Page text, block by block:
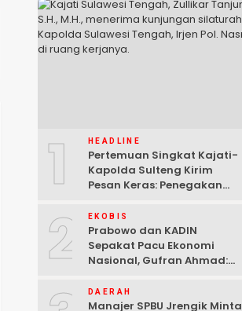
1 HEADLINE
Pertemuan Singkat Kajati-
Kapolda Sulteng Kirim
Pesan Keras: Penegakan
2 EKOBIS
Prabowo dan KADIN
Sepakat Pacu Ekonomi
Nasional, Gufran Ahmad:
DAERAH
Manajer SPBU Jrengik Minta